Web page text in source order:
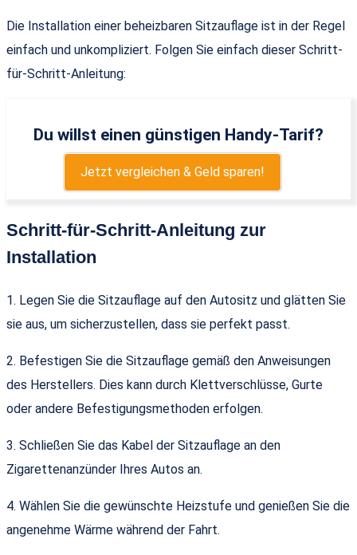
Die Installation einer beheizbaren Sitzauflage ist in der Regel
einfach und unkompliziert. Folgen Sie einfach dieser Schritt-
für-Schritt-Anleitung:
Du willst einen günstigen Handy-Tarif?
Jetzt vergleichen & Geld sparen!
Schritt-für-Schritt-Anleitung zur
Installation
1. Legen Sie die Sitzauflage auf den Autositz und glätten Sie
sie aus, um sicherzustellen, dass sie perfekt passt.
2. Befestigen Sie die Sitzauflage gemäß den Anweisungen
des Herstellers. Dies kann durch Klettverschlüsse, Gurte
oder andere Befestigungsmethoden erfolgen.
3. Schließen Sie das Kabel der Sitzauflage an den
Zigarettenanzünder Ihres Autos an.
4. Wählen Sie die gewünschte Heizstufe und genießen Sie die
angenehme Wärme während der Fahrt.